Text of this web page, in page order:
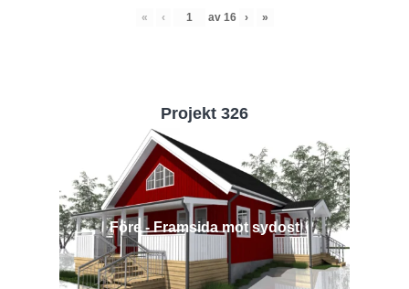
« ‹ av 16 › »
Projekt 326
Före - Framsida mot sydost